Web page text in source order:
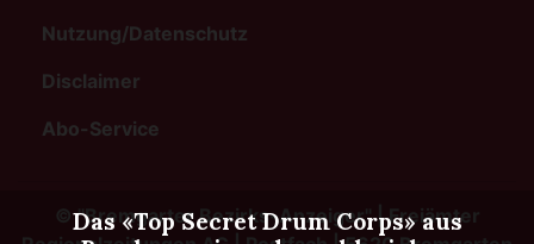
Das «Top Secret Drum Corps» aus
Nutzung/Datenschutz
Disclaimer
Abo-Service
©"Bremgarter Bezirks-Anzeiger" | Freiämter